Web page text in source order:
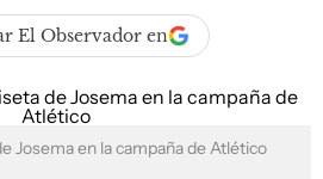
El Observador en
Josema en la campaña de Atlético